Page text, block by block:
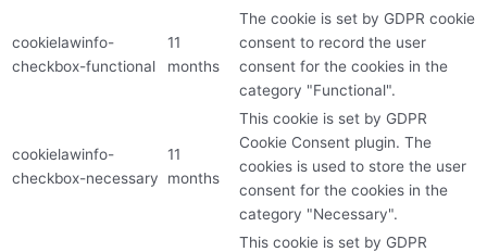
cookielawinfo-
checkbox-functional
11
months
The cookie is set by GDPR cookie
consent to record the user
consent for the cookies in the
category "Functional".
cookielawinfo-
checkbox-necessary
11
months
This cookie is set by GDPR
Cookie Consent plugin. The
cookies is used to store the user
consent for the cookies in the
category "Necessary".
This cookie is set by GDPR